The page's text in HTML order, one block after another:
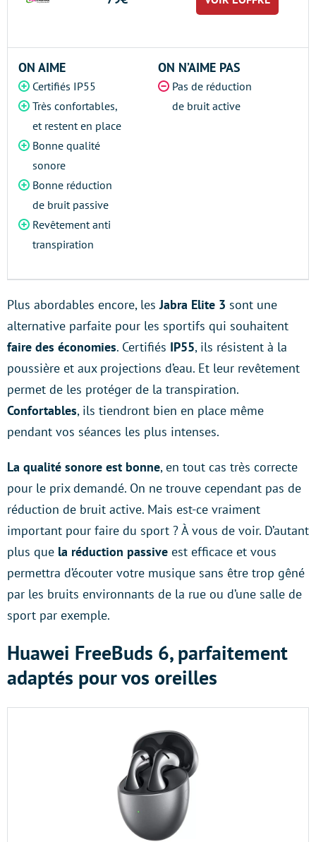
ON AIME
Certifiés IP55
Très confortables,
et restent en place
Bonne qualité
sonore
Bonne réduction
de bruit passive
Revêtement anti
transpiration
ON N’AIME PAS
Pas de réduction
de bruit active
Plus abordables encore, lesJabra Elite 3 sont une
alternative parfaite pour les sportifs qui souhaitent
faire des économies. Certifiés IP55, ils résistent à la
poussière et aux projections d’eau. Et leur revêtement
permet de les protéger de la transpiration.
Confortables, ils tiendront bien en place même
pendant vos séances les plus intenses.
La qualité sonore est bonne, en tout cas très correcte
pour le prix demandé. On ne trouve cependant pas de
réduction de bruit active. Mais est-ce vraiment
important pour faire du sport ? À vous de voir. D’autant
plus que la réduction passive est efficace et vous
permettra d’écouter votre musique sans être trop gêné
par les bruits environnants de la rue ou d’une salle de
sport par exemple.
Huawei FreeBuds 6, parfaitement
adaptés pour vos oreilles